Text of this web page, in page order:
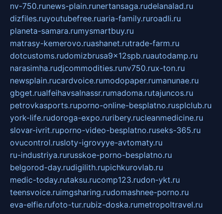
nv-750.runews-plain.runertansaga.rudelanalad.ru
dizfiles.ruyoutubefree.ruaria-family.ruroadli.ru
planeta-samara.rumysmartbuy.ru
matrasy-kemerovo.ruashanet.rutrade-farm.ru
dotcustoms.rudomizbrusa9x12spb.ruautodamp.ru
narasimha.rudjcommodities.runv750.rux-ton.ru
newsplain.rucardvoice.rumodopaper.rumanunae.ru
gbget.rualfeihavsalnassr.rumadoma.rutajuncos.ru
petrovkasports.ruporno-online-besplatno.rusplclub.ru
york-life.rudoroga-expo.ruribery.rucleanmedicine.ru
slovar-ivrit.ruporno-video-besplatno.ruseks-365.ru
ovucontrol.rusloty-igrovyye-avtomaty.ru
ru-industriya.rurusskoe-porno-besplatno.ru
belgorod-day.rudigilith.rupichkurovlab.ru
medic-today.rutaksu.rucomp123.rudon-ykt.ru
teensvoice.ruimgsharing.rudomashnee-porno.ru
eva-elfie.rufoto-tur.rubiz-doska.rumetropoltravel.ru